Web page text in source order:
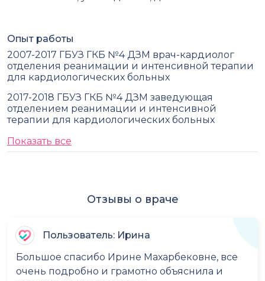
Опыт работы
2007-2017 ГБУЗ ГКБ №4 ДЗМ врач-кардиолог
отделения реанимации и интенсивной терапии
для кардиологических больных
2017-2018 ГБУЗ ГКБ №4 ДЗМ заведующая
отделением реанимации и интенсивной
терапии для кардиологических больных
Показать все
Отзывы о враче
Пользователь: Ирина
Большое спасибо Ирине Махарбековне, все
очень подробно и грамотно объяснила и